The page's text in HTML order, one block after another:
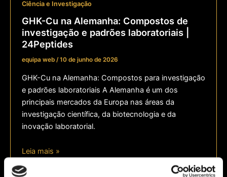
Ciência e Investigação
GHK-Cu na Alemanha: Compostos de
investigação e padrões laboratoriais |
24Peptides
equipa web /10 de junho de 2026
GHK-Cu na Alemanha: Compostos para investigação
e padrões laboratoriais A Alemanha é um dos
principais mercados da Europa nas áreas da
investigação científica, da biotecnologia e da
inovação laboratorial.
Leia mais »